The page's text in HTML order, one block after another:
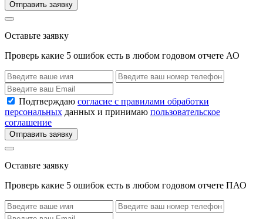
Отправить заявку
Оставьте заявку
Проверь какие 5 ошибок есть в любом годовом отчете АО
Подтверждаю согласие с правилами обработки
персональных данных и принимаю пользовательское
соглашение
Отправить заявку
Оставьте заявку
Проверь какие 5 ошибок есть в любом годовом отчете ПАО